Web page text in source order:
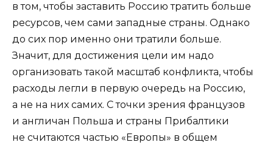
в том, чтобы заставить Россию тратить больше
ресурсов, чем сами западные страны. Однако
до сих пор именно они тратили больше.
Значит, для достижения цели им надо
организовать такой масштаб конфликта, чтобы
расходы легли в первую очередь на Россию,
а не на них самих. С точки зрения французов
и англичан Польша и страны Прибалтики
не считаются частью «Европы» в общем